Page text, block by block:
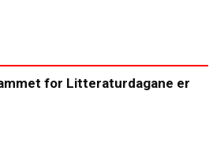
for Litteraturdagane er